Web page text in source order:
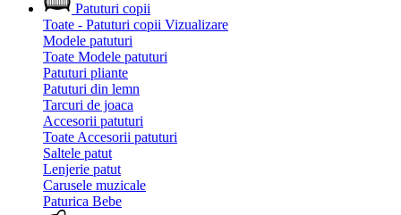
Patuturi copii
Toate - Patuturi copii Vizualizare
Modele patuturi
Toate Modele patuturi
Patuturi pliante
Patuturi din lemn
Tarcuri de joaca
Accesorii patuturi
Toate Accesorii patuturi
Saltele patut
Lenjerie patut
Carusele muzicale
Paturica Bebe